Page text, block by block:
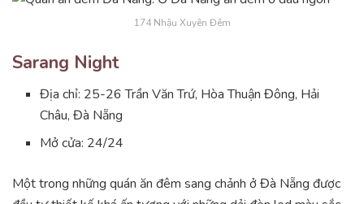
174 Nhậu Xuyên Đêm
Sarang Night
Địa chỉ: 25-26 Trần Văn Trứ, Hòa Thuận Đông, Hải
Châu, Đà Nẵng
Mở cửa: 24/24
Một trong những quán ăn đêm sang chảnh ở Đà Nẵng được